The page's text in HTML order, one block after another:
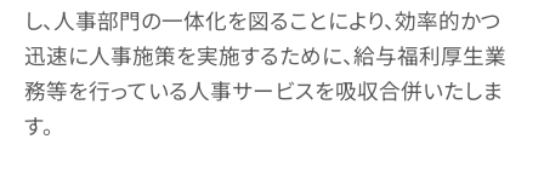
し、人事部門の一体化を図ることにより、効率的かつ
迅速に人事施策を実施するために、給与福利厚生業
務等を行っている人事サービスを吸収合併いたしま
す。